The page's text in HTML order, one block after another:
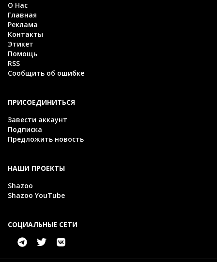
О Нас
Главная
Реклама
Контакты
Этикет
Помощь
RSS
Сообщить об ошибке
ПРИСОЕДИНИТЬСЯ
Завести аккаунт
Подписка
Предложить новость
НАШИ ПРОЕКТЫ
Shazoo
Shazoo YouTube
СОЦИАЛЬНЫЕ СЕТИ